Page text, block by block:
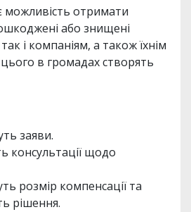
можливість отримати
або знищені
і компаніям, а також їхнім
в громадах створять
заяви.
консультації щодо
розмір компенсації та
рішення.